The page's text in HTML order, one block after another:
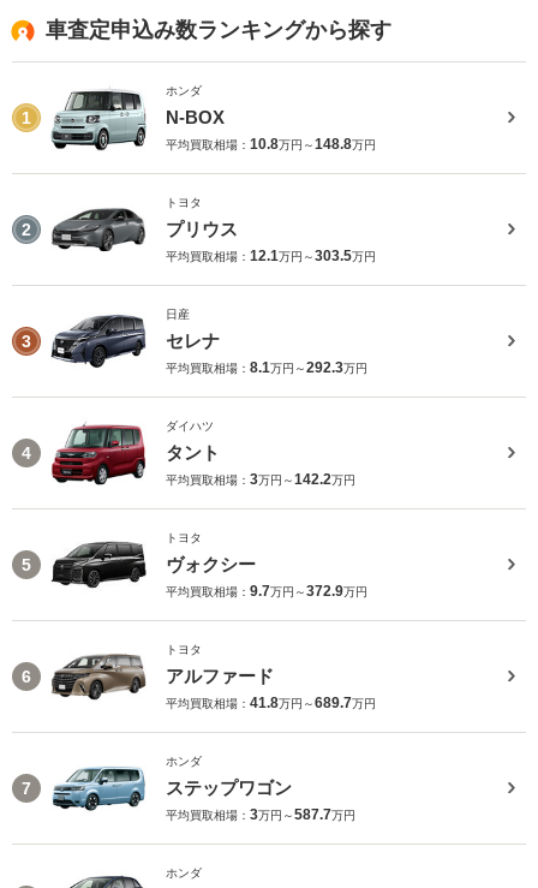
車査定申込み数ランキングから探す
1
ホンダ
N-BOX
平均買取相場： 10.8万円～148.8万円
2
トヨタ
プリウス
平均買取相場： 12.1万円～303.5万円
3
日産
セレナ
平均買取相場： 8.1万円～292.3万円
4
ダイハツ
タント
平均買取相場： 3万円～142.2万円
5
トヨタ
ヴォクシー
平均買取相場： 9.7万円～372.9万円
6
トヨタ
アルファード
平均買取相場： 41.8万円～689.7万円
7
ホンダ
ステップワゴン
平均買取相場： 3万円～587.7万円
ホンダ